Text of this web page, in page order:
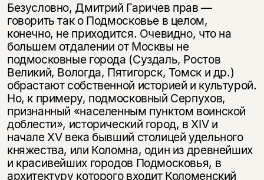
Безусловно, Дмитрий Гаричев прав —
говорить так о Подмосковье в целом,
конечно, не приходится. Очевидно, что на
большем отдалении от Москвы не
подмосковные города (Суздаль, Ростов
Великий, Вологда, Пятигорск, Томск и др.)
обрастают собственной историей и культурой.
Но, к примеру, подмосковный Серпухов,
признанный «населенным пунктом воинской
доблести», исторический город, в XIV и
начале XV века бывший столицей удельного
княжества, или Коломна, один из древнейших
и красивейших городов Подмосковья, в
архитектуру которого входит Коломенский
Подписка на рассылку
Этой книги временно
нет в продаже.